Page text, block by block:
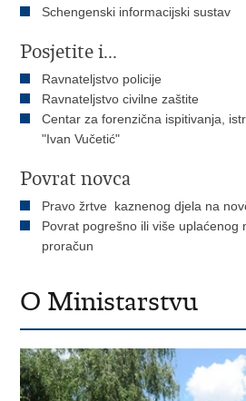
Schengenski informacijski sustav
Posjetite i...
Ravnateljstvo policije
Ravnateljstvo civilne zaštite
Centar za forenzična ispitivanja,
"Ivan Vučetić"
Povrat novca
Pravo žrtve kaznenog djela na
Povrat pogrešno ili više uplaćenog
proračun
O Ministarstvu